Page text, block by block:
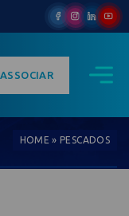
ASSOCIAR
HOME »PESCADOS